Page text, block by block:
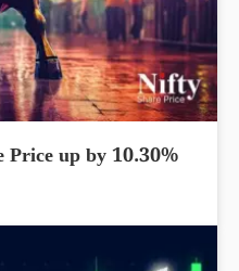
Price up by 10.30%